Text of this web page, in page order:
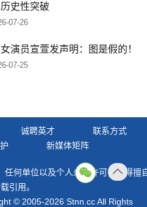
史性突破
07-26
演员宣萱发声明：图是假的！
07-25
诚聘英才
联系方式
新媒体矩阵
任何单位以及个人未经许可，不得擅
引用。
© 2005-2026 Stnn.cc All Rights
顶部